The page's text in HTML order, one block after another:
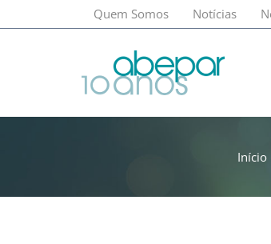
para
Quem Somos Notícias
Início